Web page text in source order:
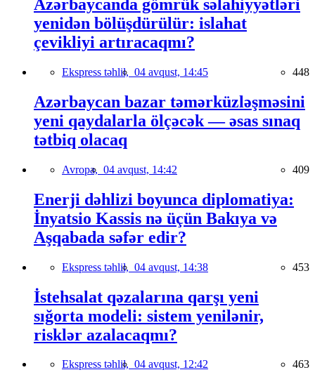
Azərbaycanda gömrük səlahiyyətləri
yenidən bölüşdürülür: islahat
çevikliyi artıracaqmı?
Ekspress təhlil, 04 avqust, 14:45 448
Azərbaycan bazar təmərküzləşməsini
yeni qaydalarla ölçəcək — əsas sınaq
tətbiq olacaq
Avropa, 04 avqust, 14:42 409
Enerji dəhlizi boyunca diplomatiya:
İnyatsio Kassis nə üçün Bakıya və
Aşqabada səfər edir?
Ekspress təhlil, 04 avqust, 14:38 453
İstehsalat qəzalarına qarşı yeni
sığorta modeli: sistem yenilənir,
risklər azalacaqmı?
Ekspress təhlil, 04 avqust, 12:42 463